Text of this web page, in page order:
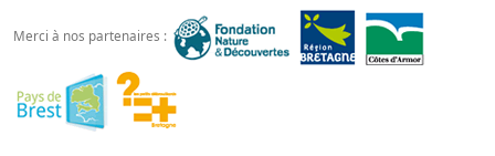
Merci à nos partenaires :